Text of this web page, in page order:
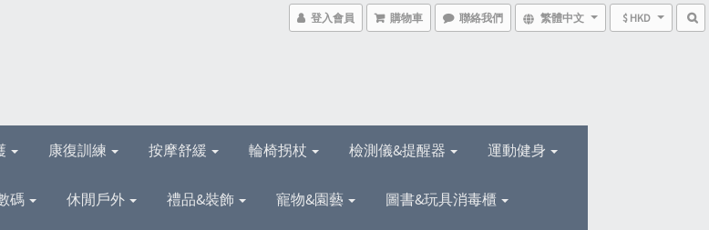
登入會員 購物車 聯絡我們 繁體中文 $ HKD
康復訓練 按摩舒緩 輪椅拐杖 檢測儀&提醒器 運動健身
碼 休閒戶外 禮品&裝飾 寵物&園藝 圖書&玩具消毒櫃